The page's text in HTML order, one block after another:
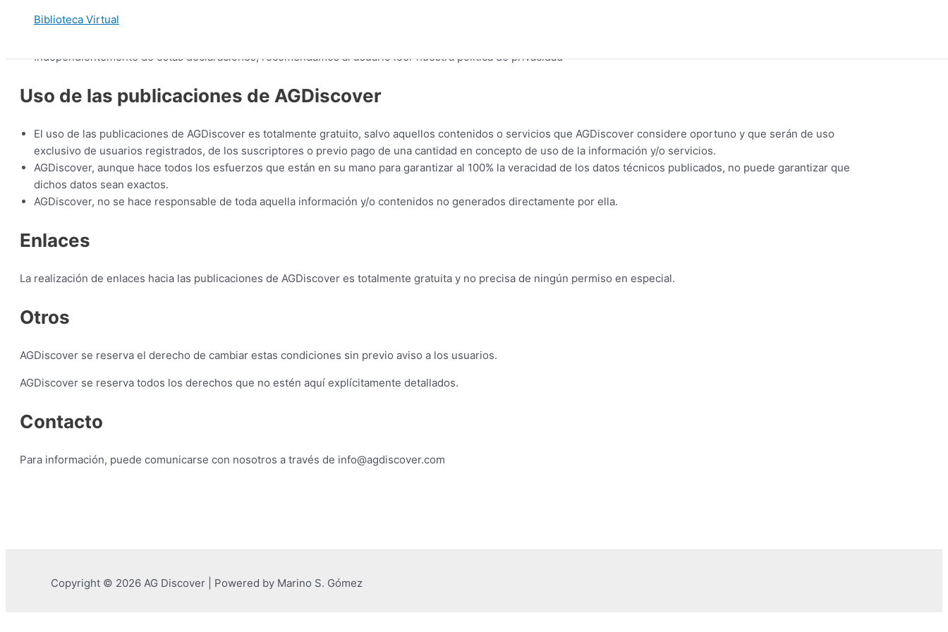
Biblioteca Virtual
privilegios y derechos restringidos a usuarios registrados a todo aquel que haya facilitado datos falsos, sin perjuicio de las demás acciones legales que procedan en
Independientemente de estas declaraciones, recomendamos al usuario leer nuestra política de privacidad
Uso de las publicaciones de AGDiscover
El uso de las publicaciones de AGDiscover es totalmente gratuito, salvo aquellos contenidos o servicios que AGDiscover considere oportuno y que serán de uso
exclusivo de usuarios registrados, de los suscriptores o previo pago de una cantidad en concepto de uso de la información y/o servicios.
AGDiscover, aunque hace todos los esfuerzos que están en su mano para garantizar al 100% la veracidad de los datos técnicos publicados, no puede garantizar que
dichos datos sean exactos.
AGDiscover, no se hace responsable de toda aquella información y/o contenidos no generados directamente por ella.
Enlaces
La realización de enlaces hacia las publicaciones de AGDiscover es totalmente gratuita y no precisa de ningún permiso en especial.
Otros
AGDiscover se reserva el derecho de cambiar estas condiciones sin previo aviso a los usuarios.
AGDiscover se reserva todos los derechos que no estén aquí explícitamente detallados.
Contacto
Para información, puede comunicarse con nosotros a través de info@agdiscover.com
Copyright © 2026 AG Discover | Powered by Marino S. Gómez